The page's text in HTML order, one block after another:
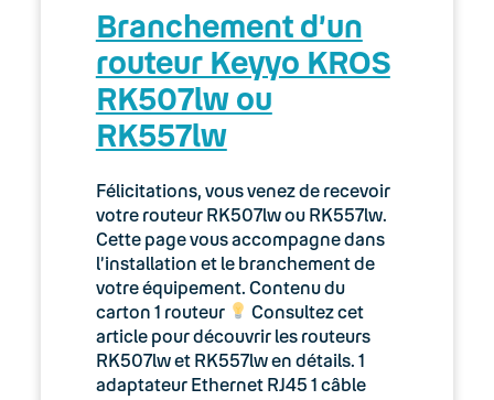
Branchement d’un
routeur Keyyo KROS
RK507lw ou
RK557lw
Félicitations, vous venez de recevoir
votre routeur RK507lw ou RK557lw.
Cette page vous accompagne dans
l’installation et le branchement de
votre équipement. Contenu du
carton 1 routeur
Consultez cet
article pour découvrir les routeurs
RK507lw et RK557lw en détails. 1
adaptateur Ethernet RJ45 1 câble